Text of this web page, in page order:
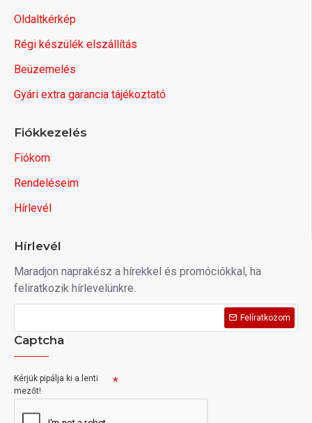
Oldaltkérkép
Régi készülék elszállítás
Beüzemelés
Gyári extra garancia tájékoztató
Fiókkezelés
Fiókom
Rendeléseim
Hírlevél
Hírlevél
Maradjon naprakész a hírekkel és promóciókkal, ha
feliratkozik hírlevelünkre.
Felíratkozom
Captcha
Kérjük pipálja ki a lenti
mezőt!